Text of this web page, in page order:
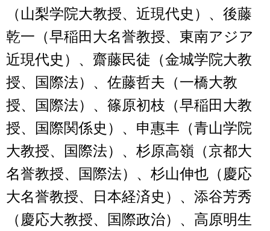
（山梨学院大教授、近現代史）、後藤
乾一（早稲田大名誉教授、東南アジア
近現代史）、齋藤民徒（金城学院大教
授、国際法）、佐藤哲夫（一橋大教
授、国際法）、篠原初枝（早稲田大教
授、国際関係史）、申惠丰（青山学院
大教授、国際法）、杉原高嶺（京都大
名誉教授、国際法）、杉山伸也（慶応
大名誉教授、日本経済史）、添谷芳秀
（慶応大教授、国際政治）、高原明生